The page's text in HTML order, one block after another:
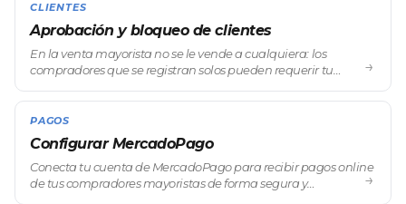
CLIENTES
Aprobación y bloqueo de clientes
En la venta mayorista no se le vende a cualquiera: los
compradores que se registran solos pueden requerir tu
lateral, andá a Ventas → Client
→
PAGOS
Configurar MercadoPago
Conecta tu cuenta de MercadoPago para recibir pagos online
de tus compradores mayoristas de forma segura y
→